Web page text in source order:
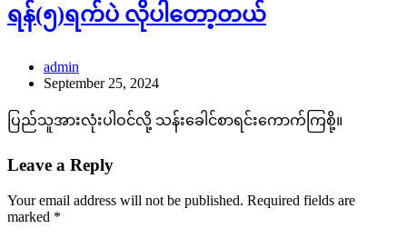
ရန်(၅)ရက်ပဲ လိုပါတော့တယ်
admin
September 25, 2024
ပြည်သူအားလုံးပါဝင်လို့ သန်းခေါင်စာရင်းကောက်ကြစို့။
Leave a Reply
Your email address will not be published. Required fields are
marked *